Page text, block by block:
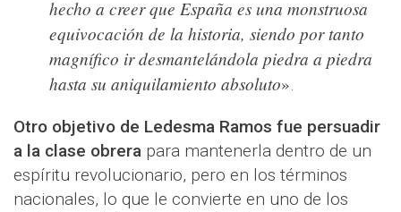
hecho a creer que España es una monstruosa
equivocación de la historia, siendo por tanto
magnífico ir desmantelándola piedra a piedra
hasta su aniquilamiento absoluto».
Otro objetivo de Ledesma Ramos fue persuadir
a la clase obrera para mantenerla dentro de un
espíritu revolucionario, pero en los términos
nacionales, lo que le convierte en uno de los